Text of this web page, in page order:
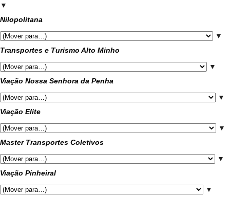
▼
Nilopolitana
▼
Transportes e Turismo Alto Minho
▼
Viação Nossa Senhora da Penha
▼
Viação Elite
▼
Master Transportes Coletivos
▼
Viação Pinheiral
▼